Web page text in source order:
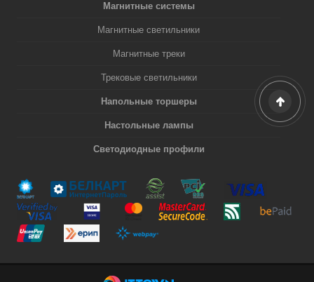
Магнитные системы
Магнитные светильники
Магнитные треки
Трековые светильники
Напольные торшеры
Настольные лампы
Светодиодные профили